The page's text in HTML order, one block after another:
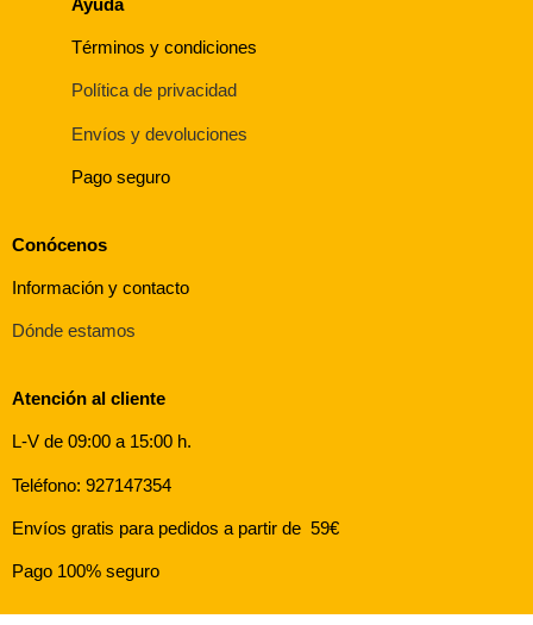
Términos y condiciones
Política de privacidad
Envíos y devoluciones
Pago seguro
Conócenos
Información y contacto
Dónde estamos
Atención al cliente
L-V de 09:00 a 15:00 h.
Teléfono: 927147354
Envíos gratis para pedidos a partir de 59€
Pago 100% seguro